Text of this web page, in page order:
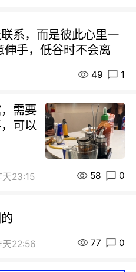
系，而是彼此心里一
手，低谷时不会离
49 1
需要
可以
天23:15 58 0
天22:56 77 0